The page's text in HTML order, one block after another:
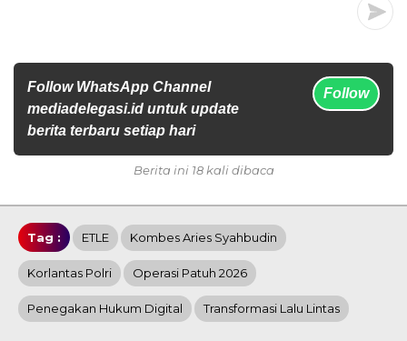
Follow WhatsApp Channel
mediadelegasi.id untuk update
berita terbaru setiap hari
Follow
Berita ini 18 kali dibaca
Tag : ETLE Kombes Aries Syahbudin
Korlantas Polri Operasi Patuh 2026
Penegakan Hukum Digital Transformasi Lalu Lintas